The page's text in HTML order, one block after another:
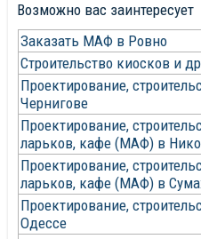
Возможно вас заинтересует
Заказать МАФ в Ровно
Строительство киосков и
Проектирование,
Чернигове
Проектирование,
ларьков, кафе (МАФ) в
Проектирование,
ларьков, кафе (МАФ) в
Проектирование,
Одессе